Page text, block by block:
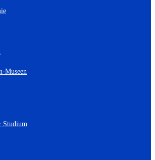
Museen
Studium